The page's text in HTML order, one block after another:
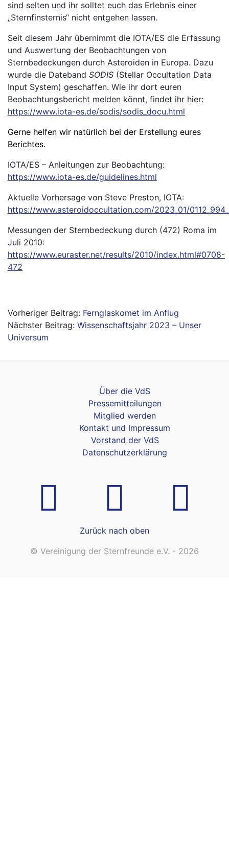
sind selten und ihr solltet euch das Erlebnis einer
„Sternfinsternis“ nicht entgehen lassen.
Seit diesem Jahr übernimmt die IOTA/ES die Erfassung
und Auswertung der Beobachtungen von
Sternbedeckungen durch Asteroiden in Europa. Dazu
wurde die Dateband SODIS (Stellar Occultation Data
Input System) geschaffen. Wie ihr dort euren
Beobachtungsbericht melden könnt, findet ihr hier:
https://www.iota-es.de/sodis/sodis_docu.html
Gerne helfen wir natürlich bei der Erstellung eures
Berichtes.
IOTA/ES – Anleitungen zur Beobachtung:
https://www.iota-es.de/guidelines.html
Aktuelle Vorhersage von Steve Preston, IOTA:
https://www.asteroidoccultation.com/2023_01/
Messungen der Sternbedeckung durch (472) Roma im
Juli 2010:
https://www.euraster.net/results/2010/index.html#0708-
472
Beitragsnavigation
Fernglaskomet im Anflug
Wissenschaftsjahr 2023 – Unser
Universum
Über die VdS
Pressemitteilungen
Mitglied werden
Kontakt und Impressum
Vorstand der VdS
Datenschutzerklärung
Zurück nach oben
© Vereinigung der Sternfreunde e.V. - 2026